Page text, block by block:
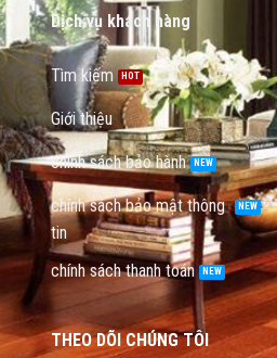
Dịch vụ khách hàng
Tìm kiếm
Giới thiệu
chính sách bảo hành
chính sách bảo mật thông
tin
chính sách thanh toán
THEO DÕI CHÚNG TÔI